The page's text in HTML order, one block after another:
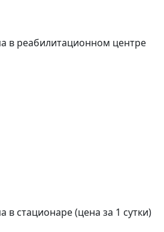
в реабилитационном центре
в стационаре (цена за 1 сутки)